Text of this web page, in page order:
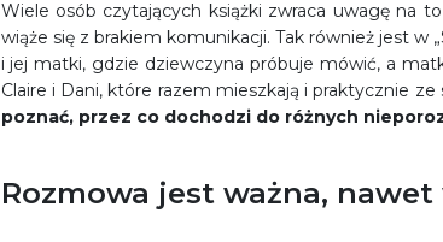
Wiele osób czytających książki zwraca uwagę na
wiąże się z brakiem komunikacji. Tak również jest w
i jej matki, gdzie dziewczyna próbuje mówić, a
Claire i Dani, które razem mieszkają i praktycznie ze
poznać, przez co dochodzi do różnych
Rozmowa jest ważna,